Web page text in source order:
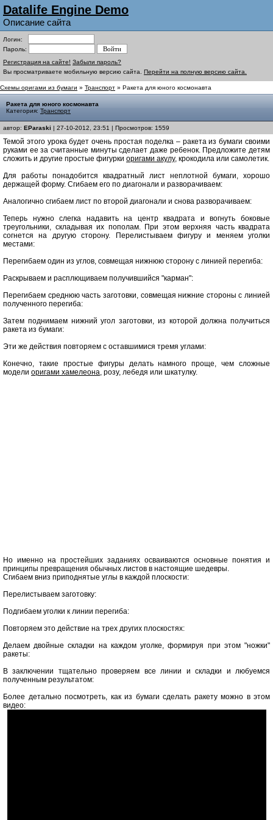
Datalife Engine Demo
Описание сайта
Логин:
Пароль:
Регистрация на сайте! Забыли пароль?
Вы просматриваете мобильную версию сайта. Перейти на полную версию сайта.
Схемы оригами из бумаги » Транспорт » Ракета для юного космонавта
Ракета для юного космонавта
Категория: Транспорт
автор: EParaski | 27-10-2012, 23:51 | Просмотров: 1559
Темой этого урока будет очень простая поделка – ракета из бумаги своими
руками ее за считанные минуты сделает даже ребенок. Предложите детям
сложить и другие простые фигурки оригами акулу, крокодила или самолетик.
Для работы понадобится квадратный лист неплотной бумаги, хорошо
держащей форму. Сгибаем его по диагонали и разворачиваем:
Аналогично сгибаем лист по второй диагонали и снова разворачиваем:
Теперь нужно слегка надавить на центр квадрата и вогнуть боковые
треугольники, складывая их пополам. При этом верхняя часть квадрата
согнется на другую сторону. Перелистываем фигуру и меняем уголки
местами:
Перегибаем один из углов, совмещая нижнюю сторону с линией перегиба:
Раскрываем и расплющиваем получившийся "карман":
Перегибаем среднюю часть заготовки, совмещая нижние стороны с линией
полученного перегиба:
Затем поднимаем нижний угол заготовки, из которой должна получиться
ракета из бумаги:
Эти же действия повторяем с оставшимися тремя углами:
Конечно, такие простые фигуры делать намного проще, чем сложные
модели оригами хамелеона, розу, лебедя или шкатулку.
Но именно на простейших заданиях осваиваются основные понятия и
принципы превращения обычных листов в настоящие шедевры.
Сгибаем вниз приподнятые углы в каждой плоскости:
Перелистываем заготовку:
Подгибаем уголки к линии перегиба:
Повторяем это действие на трех других плоскостях:
Делаем двойные складки на каждом уголке, формируя при этом "ножки"
ракеты:
В заключении тщательно проверяем все линии и складки и любуемся
полученным результатом:
Более детально посмотреть, как из бумаги сделать ракету можно в этом
видео: